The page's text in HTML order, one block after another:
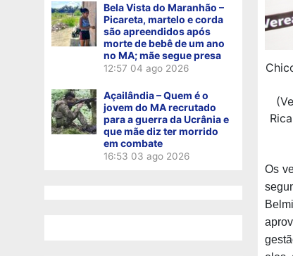
Bela Vista do Maranhão –
Picareta, martelo e corda
são apreendidos após
morte de bebê de um ano
no MA; mãe segue presa
12:57 04 ago 2026
Açailândia – Quem é o
jovem do MA recrutado
para a guerra da Ucrânia e
que mãe diz ter morrido
em combate
16:53 03 ago 2026
Os